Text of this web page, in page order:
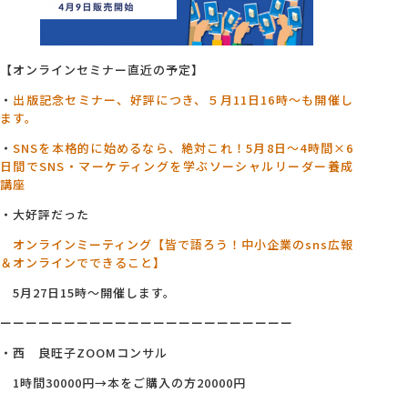
【オンラインセミナー直近の予定】
・ 出版記念セミナー、好評につき、５月11日16時～も開催し
ます。
・SNSを本格的に始めるなら、絶対これ！5月8日～4時間×6
日間でSNS・マーケティングを学ぶソーシャルリーダー養成
講座
・大好評だった
オンラインミーティング【皆で語ろう！中小企業のsns広報
＆オンラインでできること】
5月27日15時～開催します。
ーーーーーーーーーーーーーーーーーーーーーーー
・西 良旺子ZOOMコンサル
1時間30000円→本をご購入の方20000円